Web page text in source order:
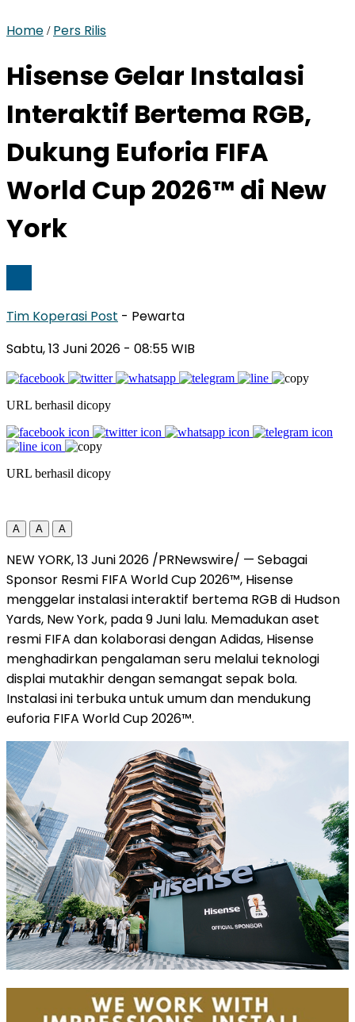
Home / Pers Rilis
Hisense Gelar Instalasi
Interaktif Bertema RGB,
Dukung Euforia FIFA
World Cup 2026™ di New
York
Tim Koperasi Post - Pewarta
Sabtu, 13 Juni 2026 - 08:55 WIB
URL berhasil dicopy
URL berhasil dicopy
A A A
NEW YORK, 13 Juni 2026 /PRNewswire/ — Sebagai
Sponsor Resmi FIFA World Cup 2026™, Hisense
menggelar instalasi interaktif bertema RGB di Hudson
Yards, New York, pada 9 Juni lalu. Memadukan aset
resmi FIFA dan kolaborasi dengan Adidas, Hisense
menghadirkan pengalaman seru melalui teknologi
displai mutakhir dengan semangat sepak bola.
Instalasi ini terbuka untuk umum dan mendukung
euforia FIFA World Cup 2026™.